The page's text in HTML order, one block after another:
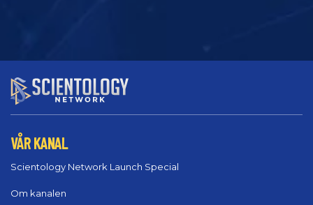
VÅR KANAL
Scientology Network Launch Special
Om kanalen